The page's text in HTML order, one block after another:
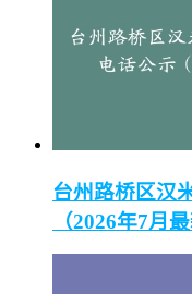
台州路桥区汉
（2026年7月最